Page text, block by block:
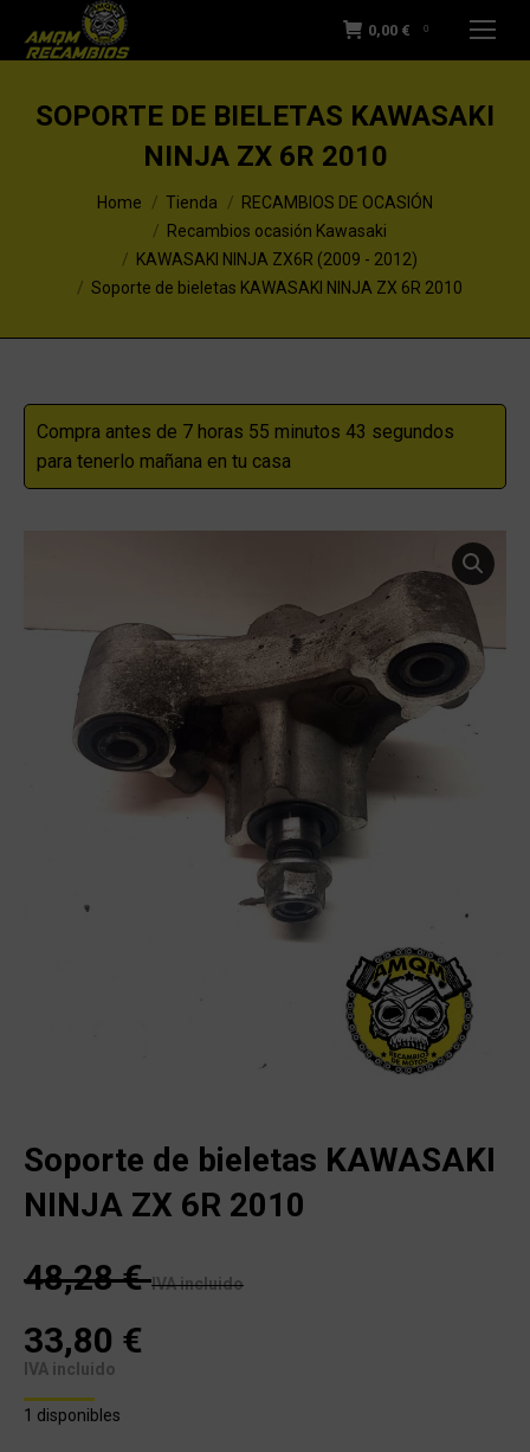
0,00 € 0
SOPORTE DE BIELETAS KAWASAKI
NINJA ZX 6R 2010
You are here:Home Tienda
RECAMBIOS DE OCASIÓN
Recambios ocasión Kawasaki
KAWASAKI NINJA ZX6R (2009 - 2012)
Soporte de bieletas KAWASAKI NINJA ZX 6R 2010
Compra antes de 7 horas 55 minutos 42 segundos
para tenerlo mañana en tu casa
Soporte de bieletas KAWASAKI
NINJA ZX 6R 2010
48,28€ IVA incluido
33,80 €
IVA incluido
1 disponibles